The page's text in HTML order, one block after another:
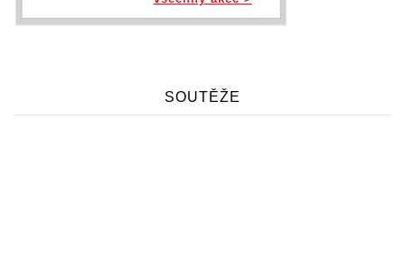
SOUTĚŽE